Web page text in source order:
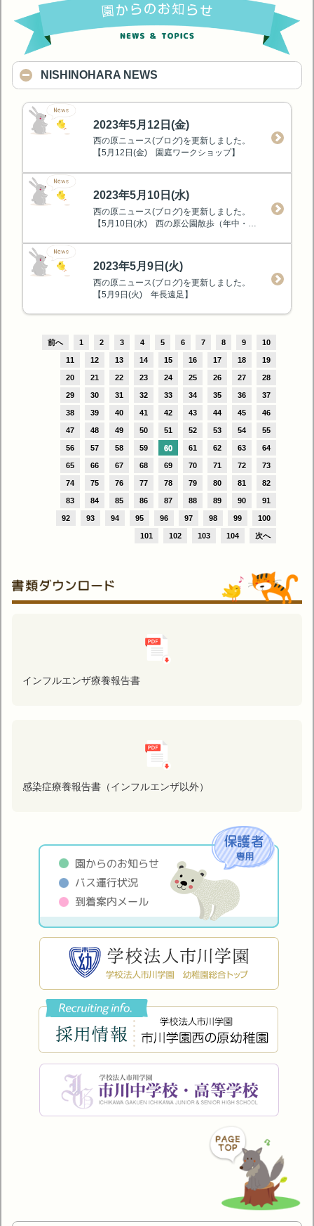
NISHINOHARA NEWS
2023年5月12日(金)
西の原ニュース(ブログ)を更新しました。
【5月12日(金) 園庭ワークショップ】
2023年5月10日(水)
西の原ニュース(ブログ)を更新しました。
【5月10日(水) 西の原公園散歩（年中・年長組）】
2023年5月9日(火)
西の原ニュース(ブログ)を更新しました。
【5月9日(火) 年長遠足】
前へ 1 2 3 4 5 6 7 8 9 10
11 12 13 14 15 16 17 18 19
20 21 22 23 24 25 26 27 28
29 30 31 32 33 34 35 36 37
38 39 40 41 42 43 44 45 46
47 48 49 50 51 52 53 54 55
56 57 58 59 60 61 62 63 64
65 66 67 68 69 70 71 72 73
74 75 76 77 78 79 80 81 82
83 84 85 86 87 88 89 90 91
92 93 94 95 96 97 98 99 100
101 102 103 104 次へ
インフルエンザ療養報告書
感染症療養報告書（インフルエンザ以外）